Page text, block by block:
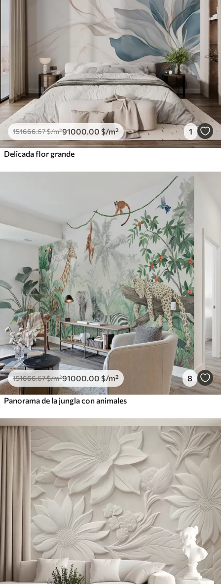
151666.67$/m²91000 .00 $/m² 1
Delicada flor grande
151666.67$/m²91000 .00 $/m² 8
Panorama de la jungla con animales